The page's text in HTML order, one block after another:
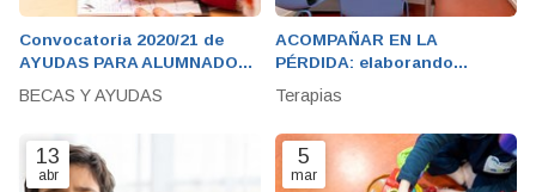
Convocatoria 2020/21 de
AYUDAS PARA ALUMNADO
BECAS Y AYUDAS
ACOMPAÑAR EN LA
PÉRDIDA: elaborando
sanamente el DUELO
Terapias
13
abr
5
mar